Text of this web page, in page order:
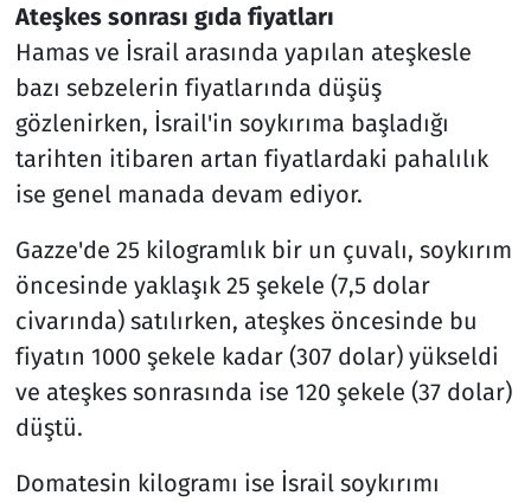
Ateşkes sonrası gıda fiyatları
Hamas ve İsrail arasında yapılan ateşkesle
bazı sebzelerin fiyatlarında düşüş
gözlenirken, İsrail'in soykırıma başladığı
tarihten itibaren artan fiyatlardaki pahalılık
ise genel manada devam ediyor.
Gazze'de 25 kilogramlık bir un çuvalı, soykırım
öncesinde yaklaşık 25 şekele (7,5 dolar
civarında) satılırken, ateşkes öncesinde bu
fiyatın 1000 şekele kadar (307 dolar) yükseldi
ve ateşkes sonrasında ise 120 şekele (37 dolar)
düştü.
Domatesin kilogramı ise İsrail soykırımı